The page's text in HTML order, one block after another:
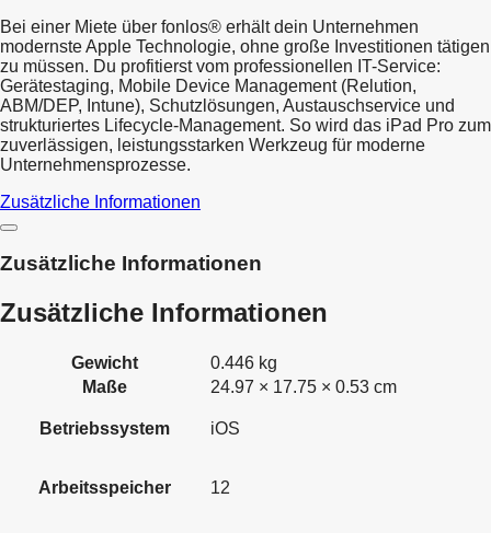
Bei einer Miete über fonlos® erhält dein Unternehmen
modernste Apple Technologie, ohne große Investitionen tätigen
zu müssen. Du profitierst vom professionellen IT-Service:
Gerätestaging, Mobile Device Management (Relution,
ABM/DEP, Intune), Schutzlösungen, Austauschservice und
strukturiertes Lifecycle-Management. So wird das iPad Pro zum
zuverlässigen, leistungsstarken Werkzeug für moderne
Unternehmensprozesse.
Zusätzliche Informationen
Zusätzliche Informationen
Zusätzliche Informationen
Gewicht
0.446 kg
Maße
24.97 × 17.75 × 0.53 cm
Betriebssystem iOS
Arbeitsspeicher 12